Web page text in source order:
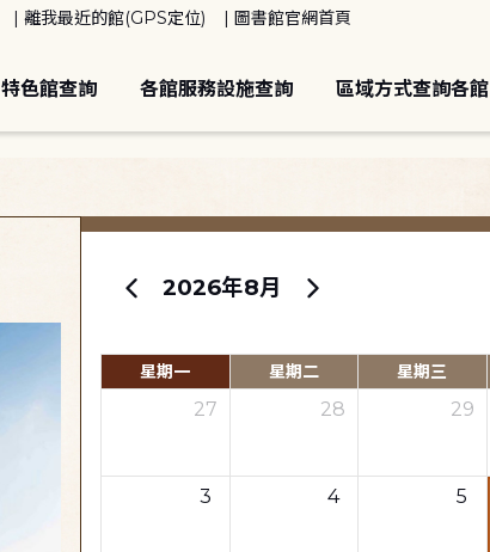
離我最近的館(GPS定位) 圖書館官網首頁
特色館查詢 各館服務設施查詢 區域方式查詢各館
2026年8月
星期一 星期二 星期三
27 28 29
3 4 5